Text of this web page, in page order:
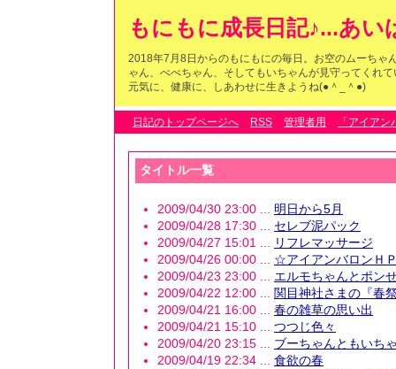
もにもに成長日記♪...あい
2018年7月8日からのもにもにの毎日。お空のムーちゃ
ゃん、べべちゃん、そしてもいちゃんが見守ってくれ
元気に、健康に、しあわせに生きようね(●＾_＾●)
日記のトップページへ RSS 管理者用 「アイア
タイトル一覧
2009/04/30 23:00 ... 明日から5月
2009/04/28 17:30 ... セレブ泥パック
2009/04/27 15:01 ...
リフレマッサージ
2009/04/26 00:00 ... ☆アイアンバロンＨ
2009/04/23 23:00 ... エルモちゃんとポン
2009/04/22 12:00 ... 関目神社さまの『春
2009/04/21 16:00 ... 春の雑草の思い出
2009/04/21 15:10 ... つつじ色々
2009/04/20 23:15 ... ブーちゃんともいち
2009/04/19 22:34 ... 食欲の春